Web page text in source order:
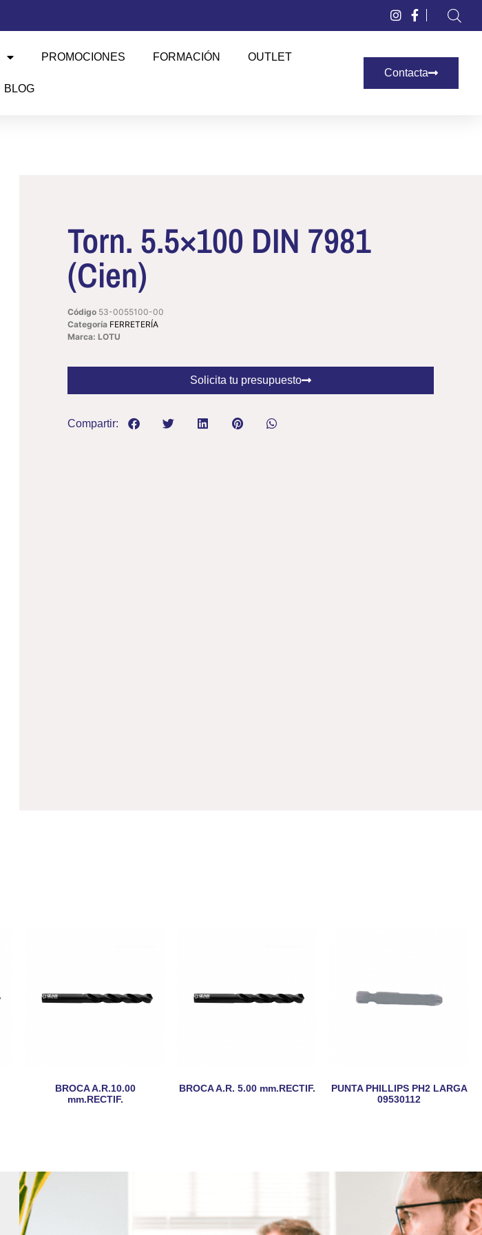
PROMOCIONES FORMACIÓN OUTLET
BLOG
Contacta
Torn. 5.5×100 DIN 7981
(Cien)
Código 53-0055100-00
Categoría FERRETERÍA
Marca: LOTU
Solicita tu presupuesto
Compartir:
BROCA A.R.10.00
mm.RECTIF.
BROCA A.R. 5.00 mm.RECTIF.
PUNTA PHILLIPS PH2 LARGA
09530112